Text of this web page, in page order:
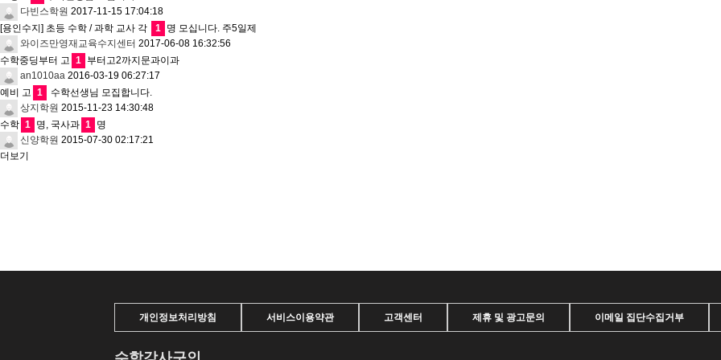
다빈스학원 2017-11-15 17:04:18
[용인수지] 초등 수학 / 과학 교사 각
1 명 모십니다. 주5일제
와이즈만영재교육수지센터 2017-06-08 16:32:56
수학중딩부터 고 1 부터고2까지문과이과
an1010aa 2016-03-19 06:27:17
예비 고 1
수학선생님 모집합니다.
상지학원 2015-11-23 14:30:48
수학 1 명, 국사과 1 명
신양학원 2015-07-30 02:17:21
더보기
개인정보처리방침 서비스이용약관 고객센터 제휴 및 광고문의 이메일 집단수집거부